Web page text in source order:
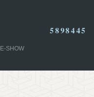
5898445
E-SHOW